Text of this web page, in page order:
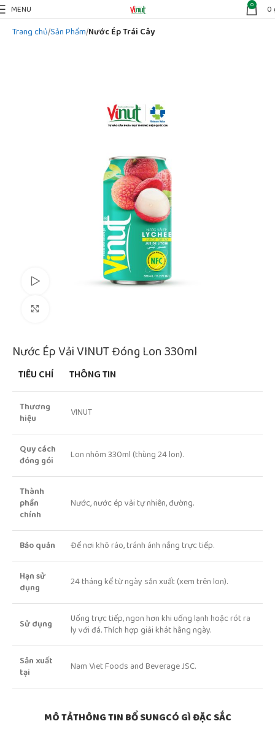
MENU 0 0
Trang chủ Sản Phẩm Nước Ép Trái Cây
Nước Ép Vải VINUT Đóng Lon 330ml
TIÊU CHÍ THÔNG TIN
Thương
hiệu
VINUT
Quy cách
đóng gói
Lon nhôm 330ml (thùng 24 lon).
Thành
phần
chính
Nước, nước ép vải tự nhiên, đường.
Bảo quản Để nơi khô ráo, tránh ánh nắng trực tiếp.
Hạn sử
dụng
24 tháng kể từ ngày sản xuất (xem trên lon).
Sử dụng
Uống trực tiếp, ngon hơn khi uống lạnh hoặc rót ra
ly với đá. Thích hợp giải khát hằng ngày.
Sản xuất
tại
Nam Viet Foods and Beverage JSC.
MÔ TẢTHÔNG TIN BỔ SUNGCÓ GÌ ĐẶC SẮC